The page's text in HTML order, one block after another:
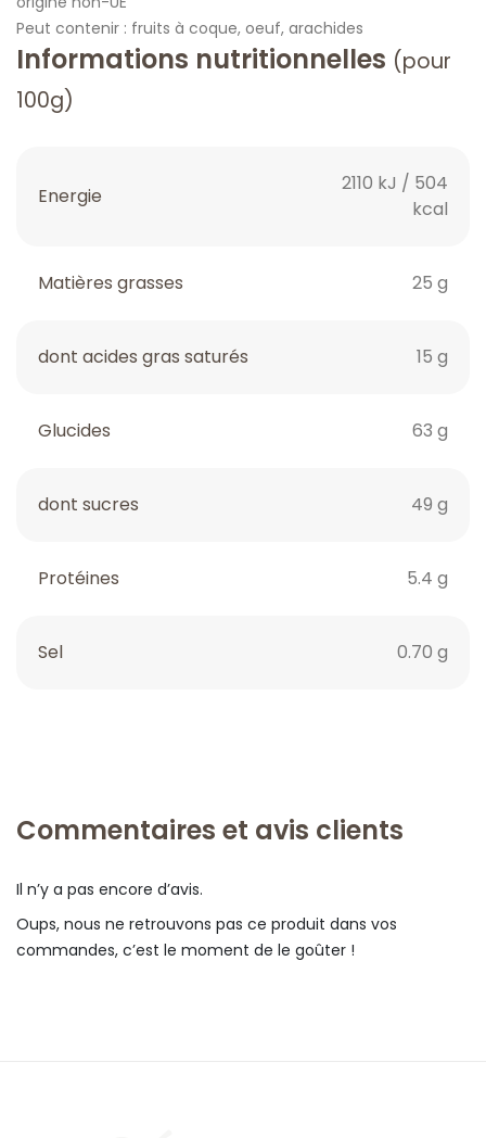
Peut contenir : fruits à coque, oeuf, arachides
Informations nutritionnelles (pour
100g)
Energie
2110 kJ / 504
kcal
Matières grasses 25 g
dont acides gras saturés 15 g
Glucides 63 g
dont sucres 49 g
Protéines 5.4 g
Sel 0.70 g
Commentaires et avis clients
Il n’y a pas encore d’avis.
Oups, nous ne retrouvons pas ce produit dans vos
commandes, c’est le moment de le goûter !